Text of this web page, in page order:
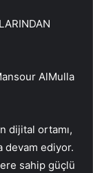
AlMulla
dijital ortamı,
devam ediyor.
sahip güçlü